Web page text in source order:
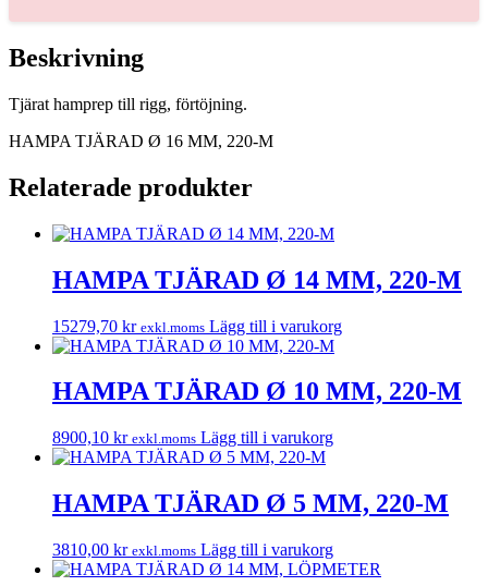
220-
M
mängd
Beskrivning
Tjärat hamprep till rigg, förtöjning.
HAMPA TJÄRAD Ø 16 MM, 220-M
Relaterade produkter
HAMPA TJÄRAD Ø 14 MM, 220-M
15279,70 kr exkl.moms Lägg till i varukorg
HAMPA TJÄRAD Ø 10 MM, 220-M
8900,10 kr exkl.moms Lägg till i varukorg
HAMPA TJÄRAD Ø 5 MM, 220-M
3810,00 kr exkl.moms Lägg till i varukorg